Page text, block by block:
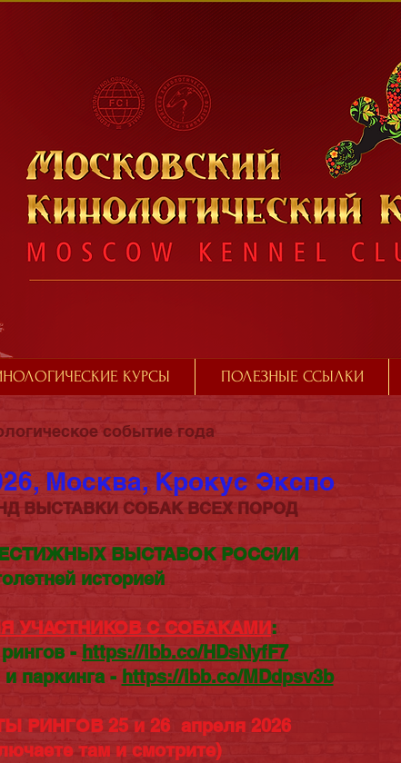
КУРСЫ ПОЛЕЗНЫЕ ССЫЛКИ
событие года
Москва, Крокус Экспо
ВЫСТАВКИ СОБАК ВСЕХ ПОРОД
ВЫСТАВОК РОССИИ
историей
УЧАСТНИКОВ С СОБАКАМИ:
- https://ibb.co/HDsNyfF7
паркинга - https://ibb.co/MDdpsv3b
РИНГОВ 25 и 26 апреля 2026
там и смотрите)